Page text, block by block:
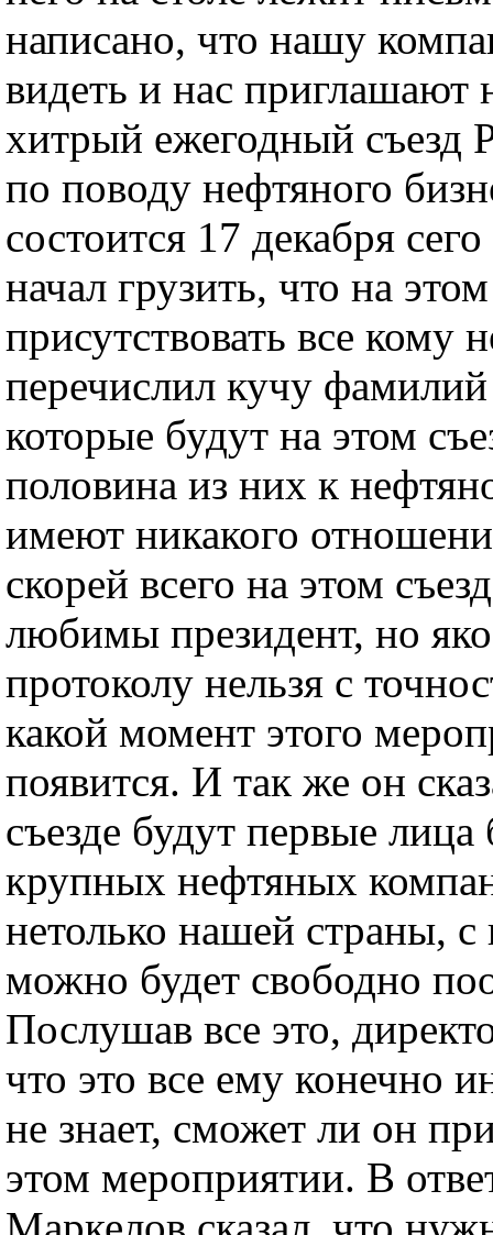
написано, что нашу
видеть и нас приглашают
хитрый ежегодный
по поводу нефтяного
состоится 17 декабря
начал грузить, что на
присутствовать все кому
перечислил кучу
которые будут на этом
половина из них к
имеют никакого
скорей всего на этом
любимы президент, но
протоколу нельзя с
какой момент этого
появится. И так же он
съезде будут первые
крупных нефтяных
нетолько нашей страны,
можно будет свободно
Послушав все это,
что это все ему конечно
не знает, сможет ли он
этом мероприятии. В